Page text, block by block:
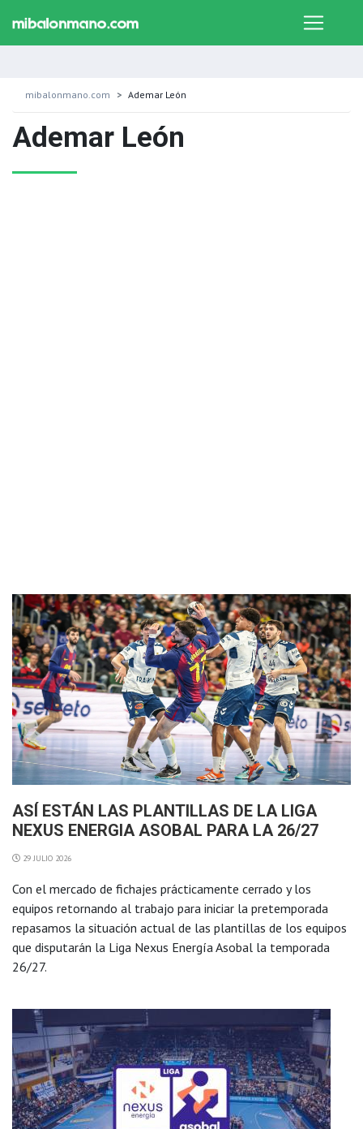
mibalonmano.com Ademar León
Ademar León
ASÍ ESTÁN LAS PLANTILLAS DE LA LIGA
NEXUS ENERGIA ASOBAL PARA LA 26/27
29 JULIO 2026
Con el mercado de fichajes prácticamente cerrado y los
equipos retornando al trabajo para iniciar la pretemporada
repasamos la situación actual de las plantillas de los equipos
que disputarán la Liga Nexus Energía Asobal la temporada
26/27.